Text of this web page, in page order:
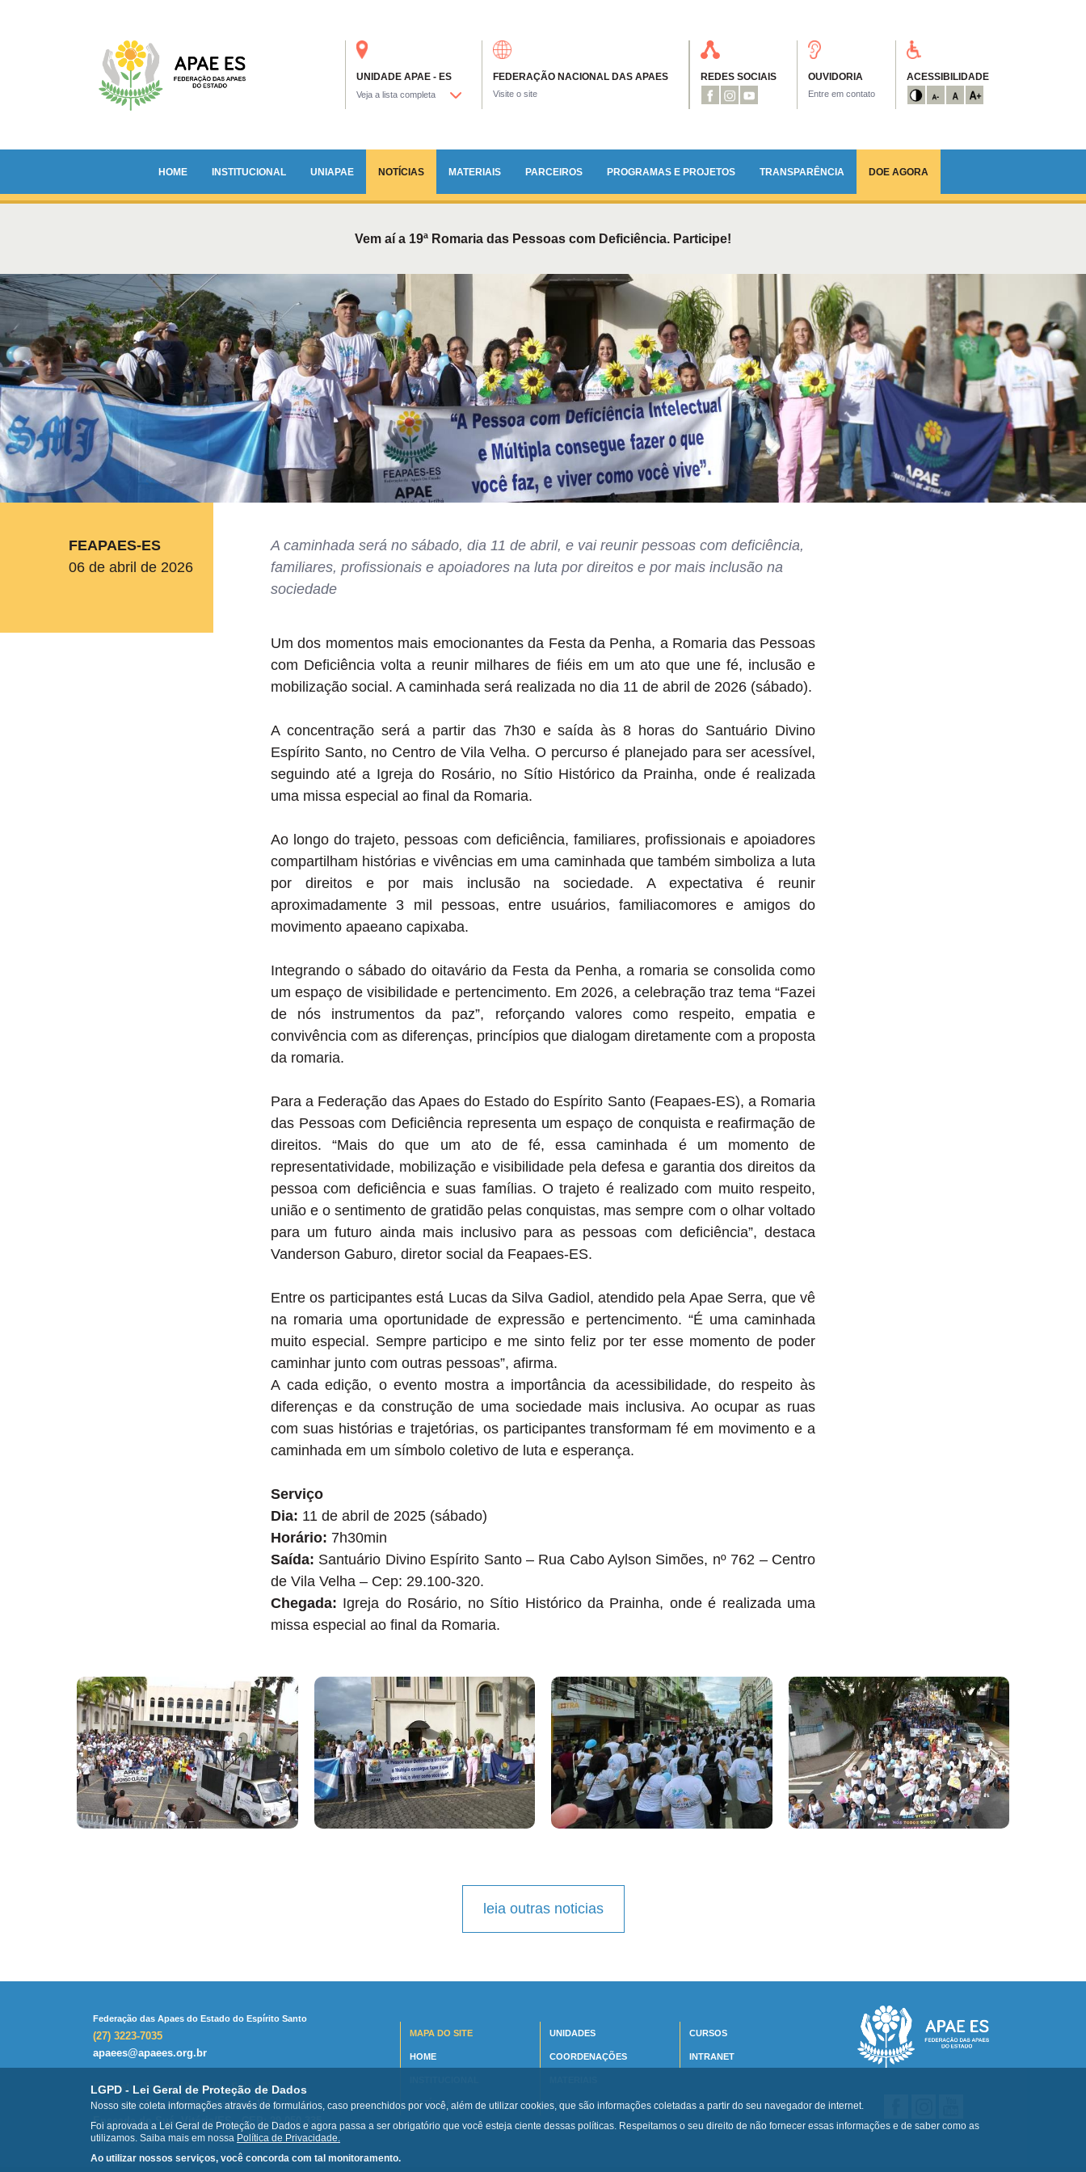
LGPD - Lei Geral de Proteção de Dados
Nosso site coleta informações através de formulários, caso preenchidos por você, além de utilizar cookies, que são informações coletadas a partir do seu navegador de internet.
Foi aprovada a Lei Geral de Proteção de Dados e agora passa a ser obrigatório que você esteja ciente dessas políticas. Respeitamos o seu direito de não fornecer essas informações e de saber como as
utilizamos. Saiba mais em nossa Política de Privacidade.
Ao utilizar nossos serviços, você concorda com tal monitoramento.
UNIDADE APAE - ES FEDERAÇÃO NACIONAL DAS APAES
Visite o site
REDES SOCIAIS OUVIDORIA
Entre em contato
ACESSIBILIDADE
HOME INSTITUCIONAL UNIAPAE NOTÍCIAS MATERIAIS PARCEIROS PROGRAMAS E PROJETOS TRANSPARÊNCIA DOE AGORA
Vem aí a 19ª Romaria das Pessoas com Deficiência. Participe!
FEAPAES-ES
06 de abril de 2026
A caminhada será no sábado, dia 11 de abril, e vai reunir pessoas com deficiência,
familiares, profissionais e apoiadores na luta por direitos e por mais inclusão na
sociedade
Um dos momentos mais emocionantes da Festa da Penha, a Romaria das Pessoas
com Deficiência volta a reunir milhares de fiéis em um ato que une fé, inclusão e
mobilização social. A caminhada será realizada no dia 11 de abril de 2026 (sábado).
A concentração será a partir das 7h30 e saída às 8 horas do Santuário Divino
Espírito Santo, no Centro de Vila Velha. O percurso é planejado para ser acessível,
seguindo até a Igreja do Rosário, no Sítio Histórico da Prainha, onde é realizada
uma missa especial ao final da Romaria.
Ao longo do trajeto, pessoas com deficiência, familiares, profissionais e apoiadores
compartilham histórias e vivências em uma caminhada que também simboliza a luta
por direitos e por mais inclusão na sociedade. A expectativa é reunir
aproximadamente 3 mil pessoas, entre usuários, familiacomores e amigos do
movimento apaeano capixaba.
Integrando o sábado do oitavário da Festa da Penha, a romaria se consolida como
um espaço de visibilidade e pertencimento. Em 2026, a celebração traz tema “Fazei
de nós instrumentos da paz”, reforçando valores como respeito, empatia e
convivência com as diferenças, princípios que dialogam diretamente com a proposta
da romaria.
Para a Federação das Apaes do Estado do Espírito Santo (Feapaes-ES), a Romaria
das Pessoas com Deficiência representa um espaço de conquista e reafirmação de
direitos. “Mais do que um ato de fé, essa caminhada é um momento de
representatividade, mobilização e visibilidade pela defesa e garantia dos direitos da
pessoa com deficiência e suas famílias. O trajeto é realizado com muito respeito,
união e o sentimento de gratidão pelas conquistas, mas sempre com o olhar voltado
para um futuro ainda mais inclusivo para as pessoas com deficiência”, destaca
Vanderson Gaburo, diretor social da Feapaes-ES.
Entre os participantes está Lucas da Silva Gadiol, atendido pela Apae Serra, que vê
na romaria uma oportunidade de expressão e pertencimento. “É uma caminhada
muito especial. Sempre participo e me sinto feliz por ter esse momento de poder
caminhar junto com outras pessoas”, afirma.
A cada edição, o evento mostra a importância da acessibilidade, do respeito às
diferenças e da construção de uma sociedade mais inclusiva. Ao ocupar as ruas
com suas histórias e trajetórias, os participantes transformam fé em movimento e a
caminhada em um símbolo coletivo de luta e esperança.
Serviço
Dia: 11 de abril de 2025 (sábado)
Horário: 7h30min
Saída: Santuário Divino Espírito Santo – Rua Cabo Aylson Simões, nº 762 – Centro
de Vila Velha – Cep: 29.100-320.
Chegada: Igreja do Rosário, no Sítio Histórico da Prainha, onde é realizada uma
missa especial ao final da Romaria.
leia outras noticias
Federação das Apaes do Estado do Espírito Santo
(27) 3223-7035
apaees@apaees.org.br
Ed. Petro Tower, 19º andar, Sala 1911
Av. Nossa Sra. dos Navegantes, 451
Enseada do Suá, Vitória/ES - CEP: 29.050-335
MAPA DO SITE
HOME
NOTÍCIAS
UNIDADES
COORDENAÇÕES
EVENTOS
CURSOS
INTRANET